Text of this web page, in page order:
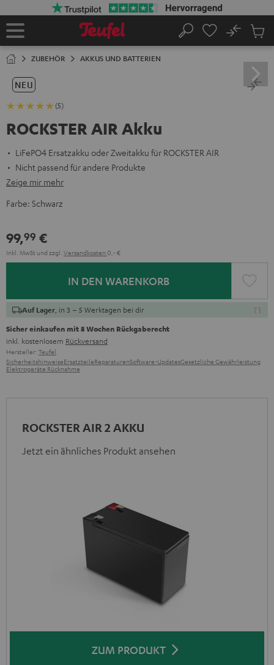
Startseite
Suche
No
ZUBEHÖR AKKUS UND BATTERIEN
NEU
(5)
ROCKSTER AIR Akku
LiFePO4 Ersatzakku oder Zweitakku für ROCKSTER AIR
Nicht passend für andere Produkte
Zeige mir mehr
Farbe: Schwarz
99,99 €
Inkl. MwSt und zzgl. Versandkosten 0,‐ €
IN DEN WARENKORB
Auf Lager , in 3 – 5 Werktagen bei dir
Sicher einkaufen mit 8 Wochen Rückgaberecht
inkl. kostenlosem Rückversand
Hersteller: Teufel
SicherheitshinweiseErsatzteileReparaturenSoftware-UpdatesGesetzliche Gewährleistung
Elektrogeräte Rücknahme
ROCKSTER AIR 2 AKKU
Jetzt ein ähnliches Produkt ansehen
ZUM PRODUKT